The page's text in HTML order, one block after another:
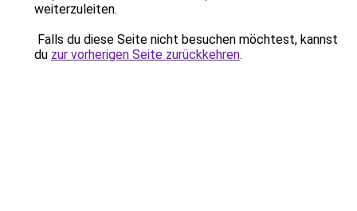
weiterzuleiten.
Falls du diese Seite nicht besuchen möchtest, kannst
du zur vorherigen Seite zurückkehren.